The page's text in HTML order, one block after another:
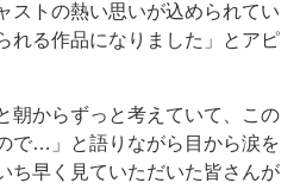
ストの熱い思いが込められてい
れる作品になりました」とアピ
からずっと考えていて、この
で…」と語りながら目から涙を
ち早く見ていただいた皆さんが